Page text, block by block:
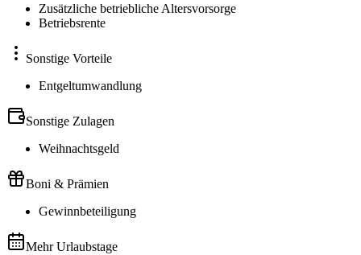
Zusätzliche betriebliche Altersvorsorge
Betriebsrente
Sonstige Vorteile
Entgeltumwandlung
Sonstige Zulagen
Weihnachtsgeld
Boni & Prämien
Gewinnbeteiligung
Mehr Urlaubstage